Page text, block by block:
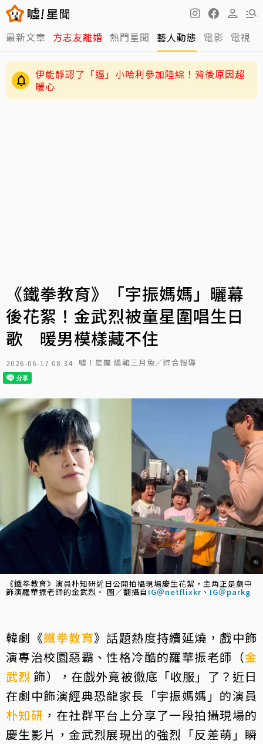
最新文章 方志友離婚 熱門星聞 藝人動態 電影 電視
王彩樺認了「最後一次Do臉」 親揭內幕：這次做
完撐10幾年
伊能靜認了「逼」小哈利參加陸綜！背後原因超
暖心
《鐵拳教育》「宇振媽媽」曬幕
後花絮！金武烈被童星圍唱生日
歌 暖男模樣藏不住
2026-06-17 08:34 噓！星聞 編輯三月兔／綜合報導
《鐵拳教育》演員朴知研近日公開拍攝現場慶生花絮，主角正是劇中
飾演羅華振老師的金武烈。 圖／翻攝自 IG＠netflixkr 、 IG＠parkg
韓劇《鐵拳教育》話題熱度持續延燒，戲中飾
演專治校園惡霸、性格冷酷的羅華振老師（金
武烈 飾），在戲外竟被徹底「收服」了？近日
在劇中飾演經典恐龍家長「宇振媽媽」的演員
朴知研 ，在社群平台上分享了一段拍攝現場的
慶生影片，金武烈展現出的強烈「反差萌」瞬